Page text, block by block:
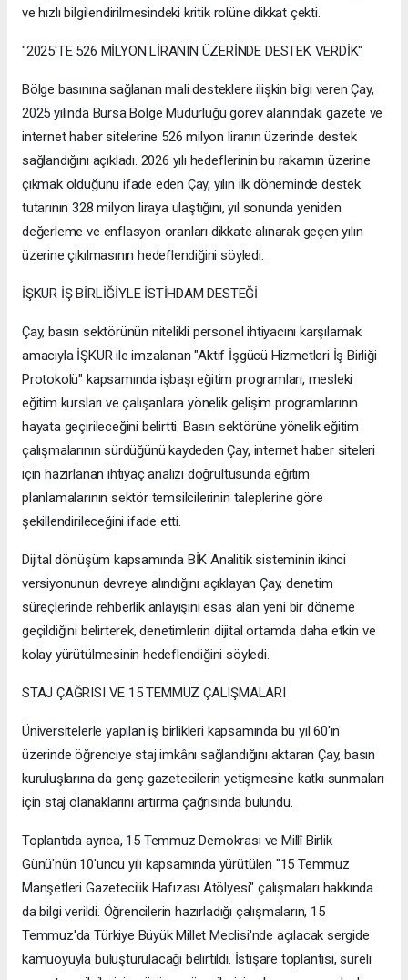
ve hızlı bilgilendirilmesindeki kritik rolüne dikkat çekti.
"2025'TE 526 MİLYON LİRANIN ÜZERİNDE DESTEK VERDİK"
Bölge basınına sağlanan mali desteklere ilişkin bilgi veren Çay,
2025 yılında Bursa Bölge Müdürlüğü görev alanındaki gazete ve
internet haber sitelerine 526 milyon liranın üzerinde destek
sağlandığını açıkladı. 2026 yılı hedeflerinin bu rakamın üzerine
çıkmak olduğunu ifade eden Çay, yılın ilk döneminde destek
tutarının 328 milyon liraya ulaştığını, yıl sonunda yeniden
değerleme ve enflasyon oranları dikkate alınarak geçen yılın
üzerine çıkılmasının hedeflendiğini söyledi.
İŞKUR İŞ BİRLİĞİYLE İSTİHDAM DESTEĞİ
Çay, basın sektörünün nitelikli personel ihtiyacını karşılamak
amacıyla İŞKUR ile imzalanan "Aktif İşgücü Hizmetleri İş Birliği
Protokolü" kapsamında işbaşı eğitim programları, mesleki
eğitim kursları ve çalışanlara yönelik gelişim programlarının
hayata geçirileceğini belirtti. Basın sektörüne yönelik eğitim
çalışmalarının sürdüğünü kaydeden Çay, internet haber siteleri
için hazırlanan ihtiyaç analizi doğrultusunda eğitim
planlamalarının sektör temsilcilerinin taleplerine göre
şekillendirileceğini ifade etti.
Dijital dönüşüm kapsamında BİK Analitik sisteminin ikinci
versiyonunun devreye alındığını açıklayan Çay, denetim
süreçlerinde rehberlik anlayışını esas alan yeni bir döneme
geçildiğini belirterek, denetimlerin dijital ortamda daha etkin ve
kolay yürütülmesinin hedeflendiğini söyledi.
STAJ ÇAĞRISI VE 15 TEMMUZ ÇALIŞMALARI
Üniversitelerle yapılan iş birlikleri kapsamında bu yıl 60'ın
üzerinde öğrenciye staj imkânı sağlandığını aktaran Çay, basın
kuruluşlarına da genç gazetecilerin yetişmesine katkı sunmaları
için staj olanaklarını artırma çağrısında bulundu.
Toplantıda ayrıca, 15 Temmuz Demokrasi ve Millî Birlik
Günü'nün 10'uncu yılı kapsamında yürütülen "15 Temmuz
Manşetleri Gazetecilik Hafızası Atölyesi" çalışmaları hakkında
da bilgi verildi. Öğrencilerin hazırladığı çalışmaların, 15
Temmuz'da Türkiye Büyük Millet Meclisi'nde açılacak sergide
kamuoyuyla buluşturulacağı belirtildi. İstişare toplantısı, süreli